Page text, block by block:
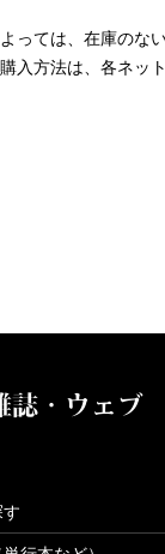
っては、在庫のな
入方法は、各ネッ
誌・ウェブ